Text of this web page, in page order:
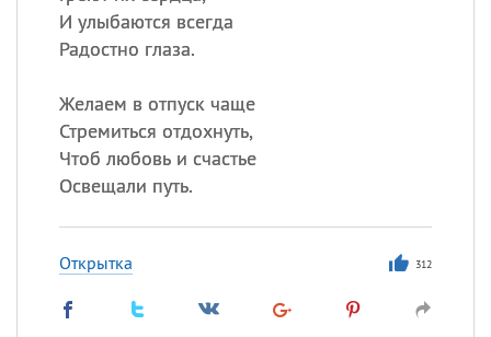
И улыбаются всегда
Радостно глаза.
Желаем в отпуск чаще
Стремиться отдохнуть,
Чтоб любовь и счастье
Освещали путь.
Открытка 312